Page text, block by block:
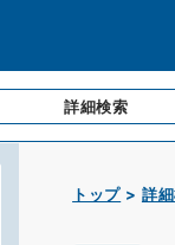
詳細検索
トップ 詳